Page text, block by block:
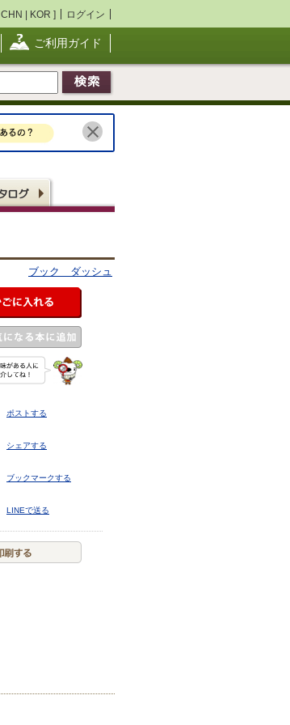
CHN | KOR ] ログイン
ご利用ガイド
ブック ダッシュ
ポストする
シェアする
ブックマークする
LINEで送る